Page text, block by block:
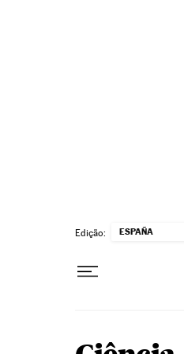
Edição: ESPAÑA